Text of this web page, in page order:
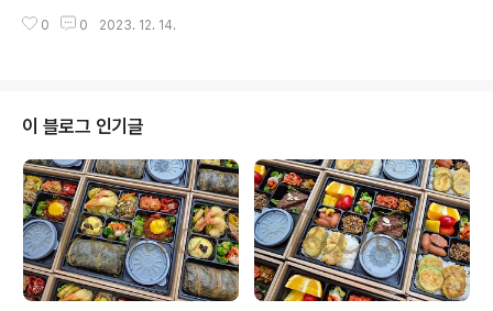
0 0 2023. 12. 14.
이 블로그 인기글